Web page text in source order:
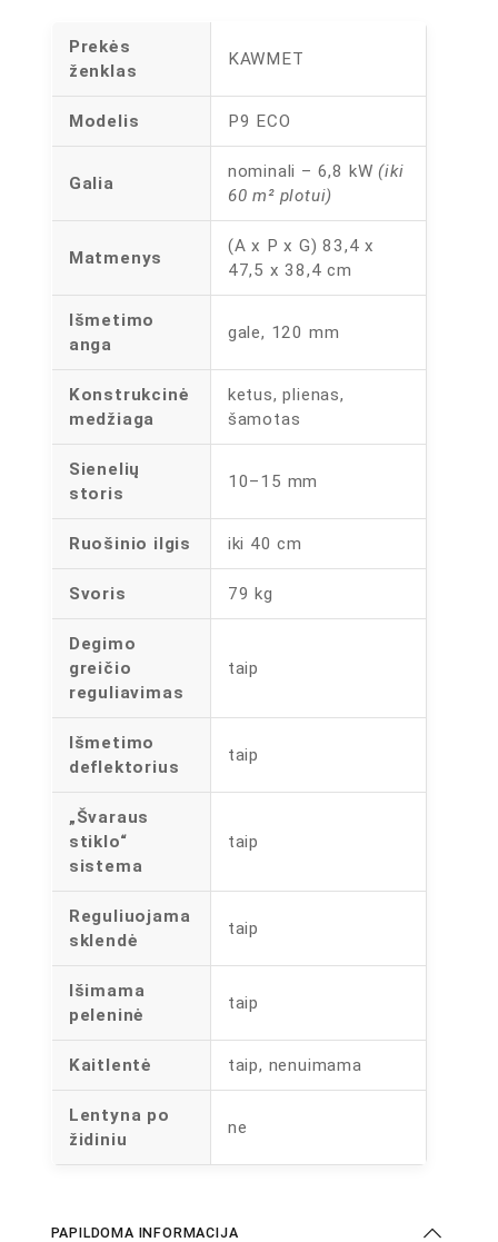
Prekės
ženklas
KAWMET
Modelis P9 ECO
Galia
nominali – 6,8 kW(iki
60 m² plotui)
Matmenys
(A x P x G) 83,4 x
47,5 x 38,4 cm
Išmetimo
anga
gale, 120 mm
Konstrukcinė
medžiaga
ketus, plienas,
šamotas
Sienelių
storis
10–15 mm
Ruošinio ilgis iki 40 cm
Svoris 79 kg
Degimo
greičio
reguliavimas
taip
Išmetimo
deflektorius
taip
„Švaraus
stiklo“
sistema
taip
Reguliuojama
sklendė
taip
Išimama
peleninė
taip
Kaitlentė taip, nenuimama
Lentyna po
židiniu
ne
PAPILDOMA INFORMACIJA